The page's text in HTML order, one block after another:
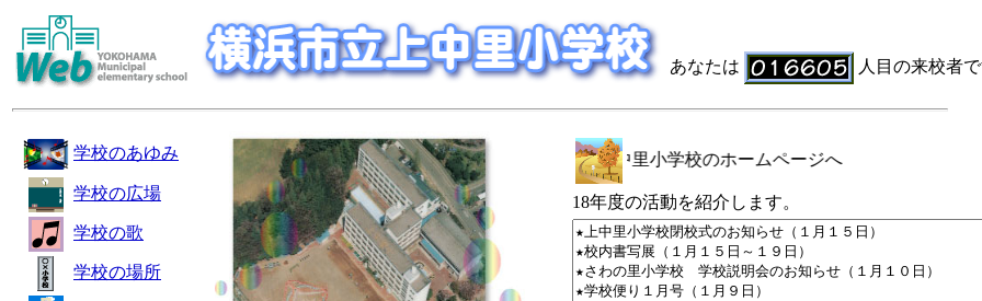
あなたは 人目の来校者
学校のあゆみ
学校の広場
学校の歌
学校の場所
ようこそ、上中里小学校のホームページへ
18年度の活動を紹介します。